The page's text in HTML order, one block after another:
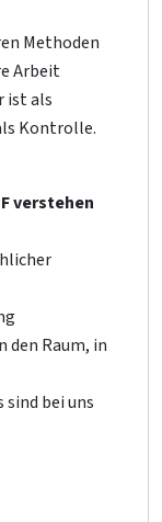
Methoden
Arbeit
ist als
Kontrolle.
verstehen
den Raum, in
bei uns